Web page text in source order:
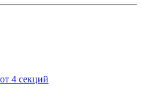
4 секций